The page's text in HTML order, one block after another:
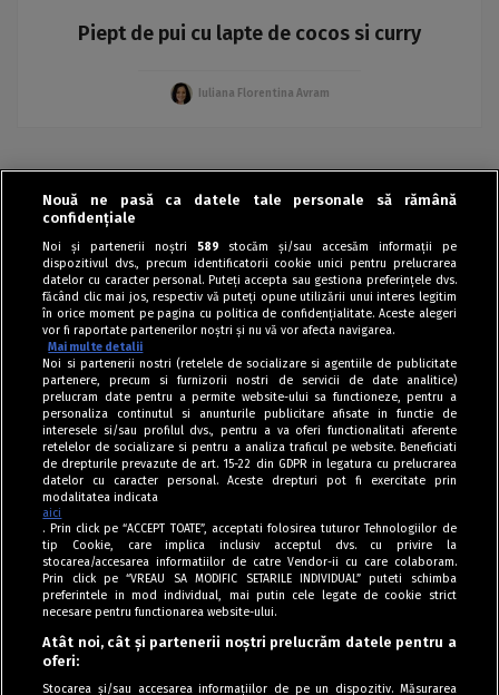
Piept de pui cu lapte de cocos si curry
Iuliana Florentina Avram
‹
Tag index
Program Antena 1
Nouă ne pasă ca datele tale personale să rămână
confidențiale
Noi și partenerii noștri 589 stocăm și/sau accesăm informații pe
dispozitivul dvs., precum identificatorii cookie unici pentru prelucrarea
datelor cu caracter personal. Puteți accepta sau gestiona preferințele dvs.
făcând clic mai jos, respectiv vă puteți opune utilizării unui interes legitim
în orice moment pe pagina cu politica de confidențialitate. Aceste alegeri
vor fi raportate partenerilor noștri și nu vă vor afecta navigarea.
Mai multe detalii
Noi si partenerii nostri (retelele de socializare si agentiile de publicitate
partenere, precum si furnizorii nostri de servicii de date analitice)
prelucram date pentru a permite website-ului sa functioneze, pentru a
personaliza continutul si anunturile publicitare afisate in functie de
interesele si/sau profilul dvs., pentru a va oferi functionalitati aferente
retelelor de socializare si pentru a analiza traficul pe website. Beneficiati
de drepturile prevazute de art. 15-22 din GDPR in legatura cu prelucrarea
datelor cu caracter personal. Aceste drepturi pot fi exercitate prin
modalitatea indicata
aici
. Prin click pe “ACCEPT TOATE”, acceptati folosirea tuturor Tehnologiilor de
tip Cookie, care implica inclusiv acceptul dvs. cu privire la
stocarea/accesarea informatiilor de catre Vendor-ii cu care colaboram.
Prin click pe “VREAU SA MODIFIC SETARILE INDIVIDUAL” puteti schimba
preferintele in mod individual, mai putin cele legate de cookie strict
necesare pentru functionarea website-ului.
Atât noi, cât și partenerii noștri prelucrăm datele pentru a
oferi:
Stocarea și/sau accesarea informațiilor de pe un dispozitiv. Măsurarea